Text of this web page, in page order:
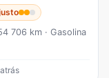
706 km · Gasolina